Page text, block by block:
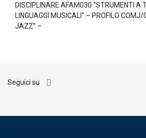
DISCIPLINARE AFAM030 “STRUMENTI A
LINGUAGGI MUSICALI” – PROFILO COMJ/
JAZZ” –
Seguici su